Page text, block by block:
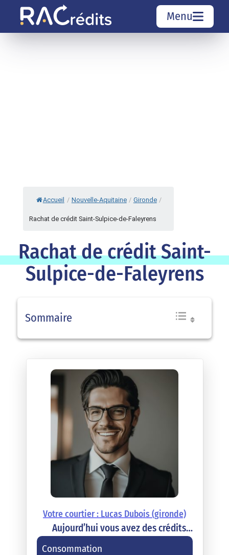
Menu
Accueil / Nouvelle-Aquitaine / Gironde /
Rachat de crédit Saint-Sulpice-de-Faleyrens
Rachat de crédit Saint-
Sulpice-de-Faleyrens
Sommaire
Votre courtier : Lucas Dubois (gironde)
Aujourd’hui vous avez des crédits…
Consommation